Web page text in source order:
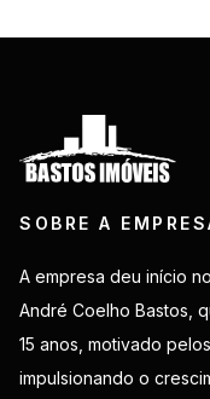
SOBRE A
A empresa deu início
André Coelho Bastos,
15 anos, motivado
impulsionando o